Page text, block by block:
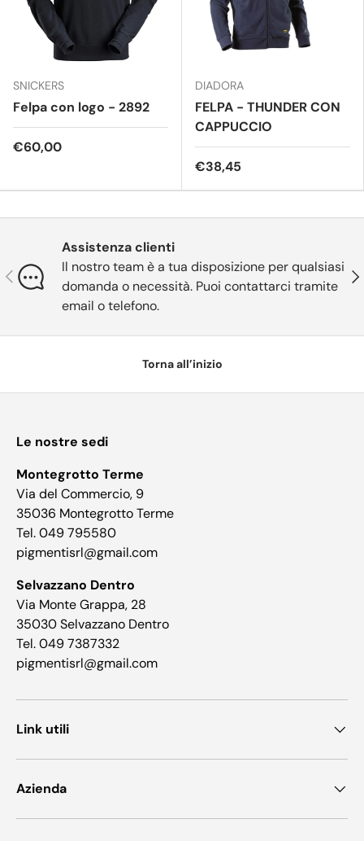
SNICKERS
Felpa con logo - 2892
€60,00
DIADORA
FELPA - THUNDER CON
CAPPUCCIO
€38,45
Indietro
Assistenza clienti
Il nostro team è a tua disposizione per qualsiasi
domanda o necessità. Puoi contattarci tramite
email o telefono.
Torna all’inizio
Le nostre sedi
Montegrotto Terme
Via del Commercio, 9
35036 Montegrotto Terme
Tel. 049 795580
pigmentisrl@gmail.com
Selvazzano Dentro
Via Monte Grappa, 28
35030 Selvazzano Dentro
Tel. 049 7387332
pigmentisrl@gmail.com
Link utili
Azienda